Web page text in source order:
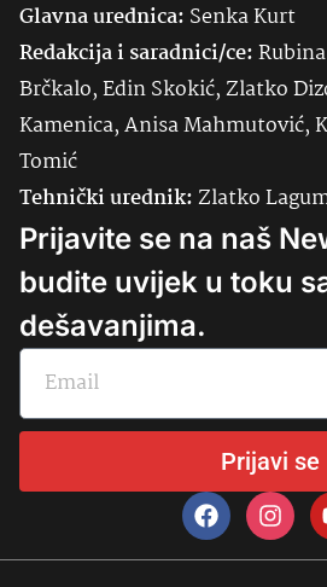
Glavna urednica: SenkaKurt
Redakcija i saradnici/ce:
Brčkalo, Edin Skokić, Zlatko
Kamenica, Anisa Mahmutović,
Tomić
Tehnički urednik:Zlatko
Prijavite se na naš
budite uvijek u toku
dešavanjima.
Prijavi se